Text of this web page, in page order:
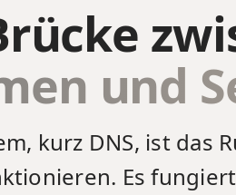
und
kurz DNS, ist
Es